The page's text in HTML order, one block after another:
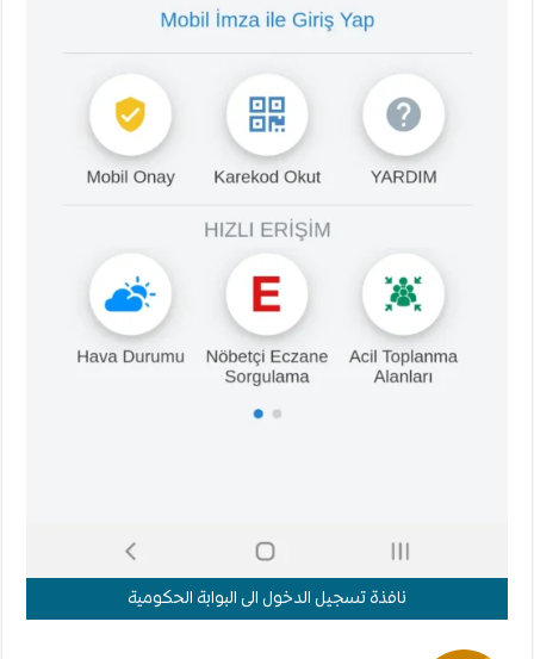
نافذة تسجيل الدخول الى البوابة الحكومية